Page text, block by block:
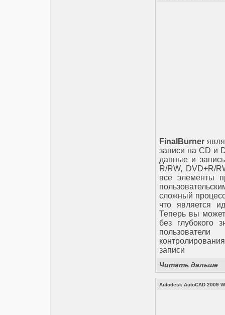
FinalBurner
записи на CD и
данные и
R/RW, DVD+R/
все элементы
сложный
что является
Теперь вы
без глубокого
записи
Читать дальше
Autodesk AutoCAD 2009